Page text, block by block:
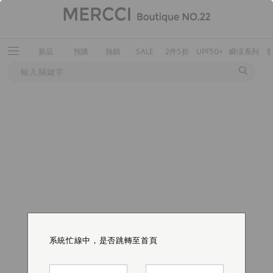
新品 預購 熱銷 SALE 2件5折 UPF50+ 瞬涼系列
系統忙線中，是否跳轉至首頁
系統忙線中，是否跳轉至首頁
系統忙線中，是否跳轉至首頁
系統忙線中，是否跳轉至首頁
系統忙線中，是否跳轉至首頁